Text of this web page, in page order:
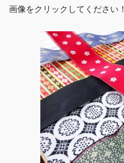
画像をクリックしてください！